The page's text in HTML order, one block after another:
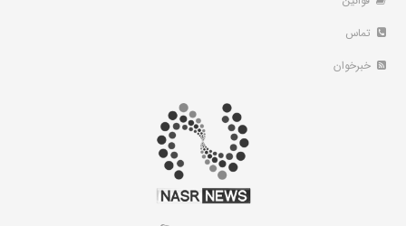
تماس
خبرخوان